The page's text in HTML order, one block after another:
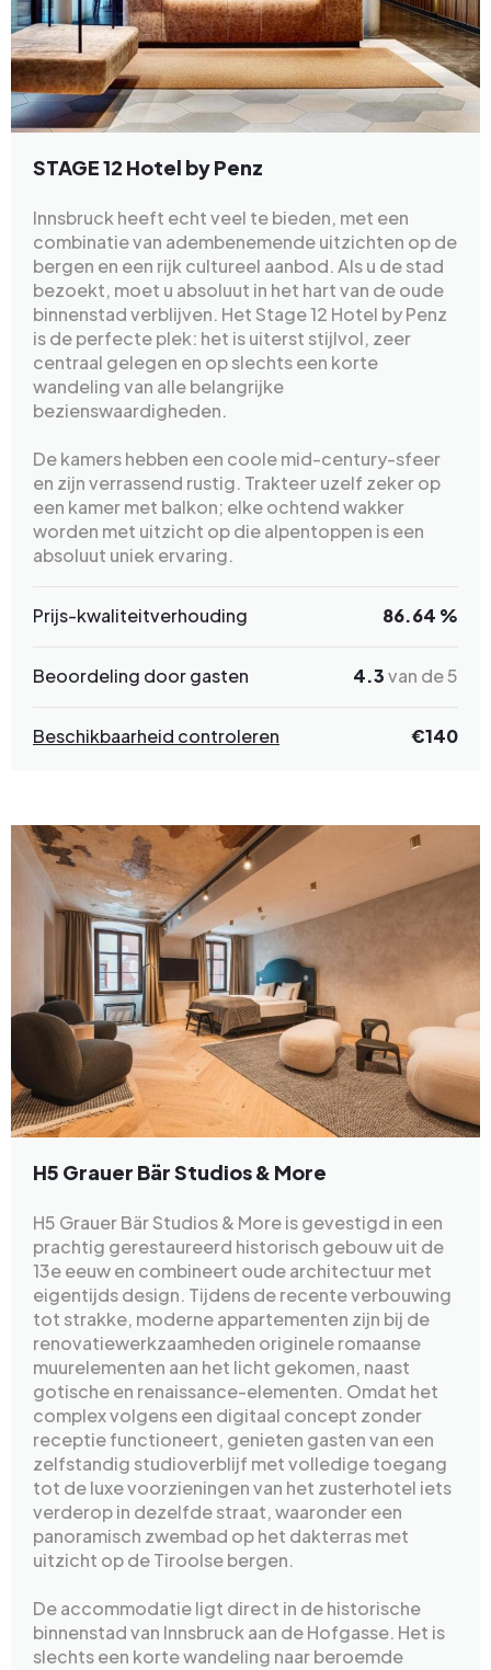
STAGE 12 Hotel by Penz
Innsbruck heeft echt veel te bieden, met een
combinatie van adembenemende uitzichten op de
bergen en een rijk cultureel aanbod. Als u de stad
bezoekt, moet u absoluut in het hart van de oude
binnenstad verblijven. Het Stage 12 Hotel by Penz
is de perfecte plek: het is uiterst stijlvol, zeer
centraal gelegen en op slechts een korte
wandeling van alle belangrijke
bezienswaardigheden.
De kamers hebben een coole mid-century-sfeer
en zijn verrassend rustig. Trakteer uzelf zeker op
een kamer met balkon; elke ochtend wakker
worden met uitzicht op die alpentoppen is een
absoluut uniek ervaring.
Prijs-kwaliteitverhouding 86.64 %
Beoordeling door gasten 4.3van de 5
Beschikbaarheid controleren €140
H5 Grauer Bär Studios & More
H5 Grauer Bär Studios & More is gevestigd in een
prachtig gerestaureerd historisch gebouw uit de
13e eeuw en combineert oude architectuur met
eigentijds design. Tijdens de recente verbouwing
tot strakke, moderne appartementen zijn bij de
renovatiewerkzaamheden originele romaanse
muurelementen aan het licht gekomen, naast
gotische en renaissance-elementen. Omdat het
complex volgens een digitaal concept zonder
receptie functioneert, genieten gasten van een
zelfstandig studioverblijf met volledige toegang
tot de luxe voorzieningen van het zusterhotel iets
verderop in dezelfde straat, waaronder een
panoramisch zwembad op het dakterras met
uitzicht op de Tiroolse bergen.
De accommodatie ligt direct in de historische
binnenstad van Innsbruck aan de Hofgasse. Het is
slechts een korte wandeling naar beroemde